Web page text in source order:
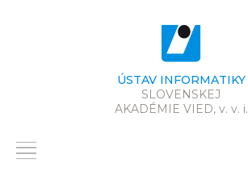
ÚSTAV INFORMATIKY
SLOVENSKEJ
AKADÉMIE VIED, v. v. i.